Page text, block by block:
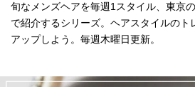
旬なメンズヘアを毎週1スタイル、東京
で紹介するシリーズ。ヘアスタイルのト
アップしよう。毎週木曜日更新。